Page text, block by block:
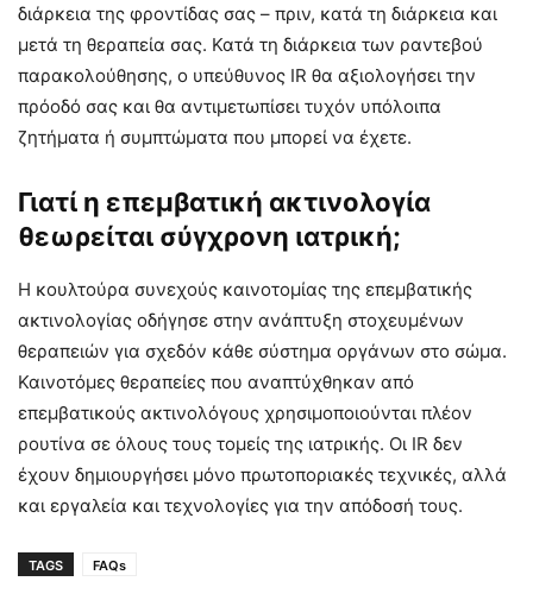
διάρκεια της φροντίδας σας – πριν, κατά τη διάρκεια και
μετά τη θεραπεία σας. Κατά τη διάρκεια των ραντεβού
παρακολούθησης, ο υπεύθυνος IR θα αξιολογήσει την
πρόοδό σας και θα αντιμετωπίσει τυχόν υπόλοιπα
ζητήματα ή συμπτώματα που μπορεί να έχετε.
Γιατί η επεμβατική ακτινολογία
θεωρείται σύγχρονη ιατρική;
Η κουλτούρα συνεχούς καινοτομίας της επεμβατικής
ακτινολογίας οδήγησε στην ανάπτυξη στοχευμένων
θεραπειών για σχεδόν κάθε σύστημα οργάνων στο σώμα.
Καινοτόμες θεραπείες που αναπτύχθηκαν από
επεμβατικούς ακτινολόγους χρησιμοποιούνται πλέον
ρουτίνα σε όλους τους τομείς της ιατρικής. Οι IR δεν
έχουν δημιουργήσει μόνο πρωτοποριακές τεχνικές, αλλά
και εργαλεία και τεχνολογίες για την απόδοσή τους.
TAGS FAQs